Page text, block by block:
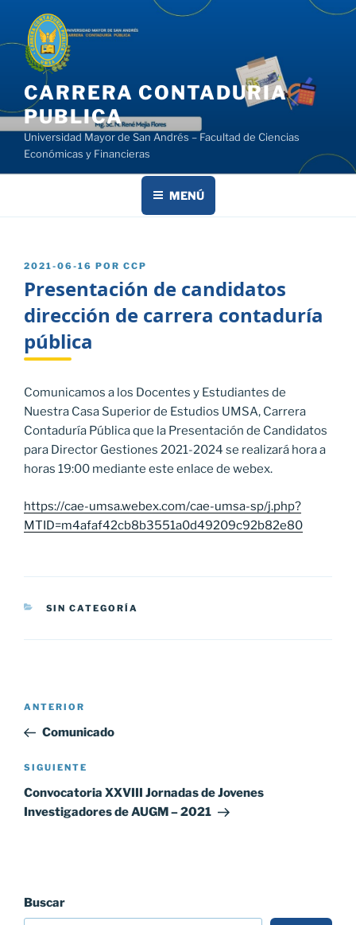
contenido
CARRERA CONTADURIA
PUBLICA
Universidad Mayor de San Andrés – Facultad de Ciencias
Económicas y Financieras
MENÚ
PUBLICADO
2021-06-16 POR CCP
Presentación de candidatos
dirección de carrera contaduría
pública
Comunicamos a los Docentes y Estudiantes de
Nuestra Casa Superior de Estudios UMSA, Carrera
Contaduría Pública que la Presentación de Candidatos
para Director Gestiones 2021-2024 se realizará hora a
horas 19:00 mediante este enlace de webex.
https://cae-umsa.webex.com/cae-umsa-sp/j.php?
MTID=m4afaf42cb8b3551a0d49209c92b82e80
CATEGORÍAS
SIN CATEGORÍA
Navegación
entradas
Entrada
anterior:
ANTERIOR
Comunicado
Siguiente
entrada
SIGUIENTE
Convocatoria XXVIII Jornadas de Jovenes
Investigadores de AUGM – 2021
Buscar